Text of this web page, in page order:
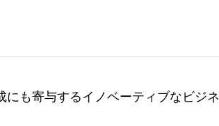
も寄与するイノベーティブなビジ